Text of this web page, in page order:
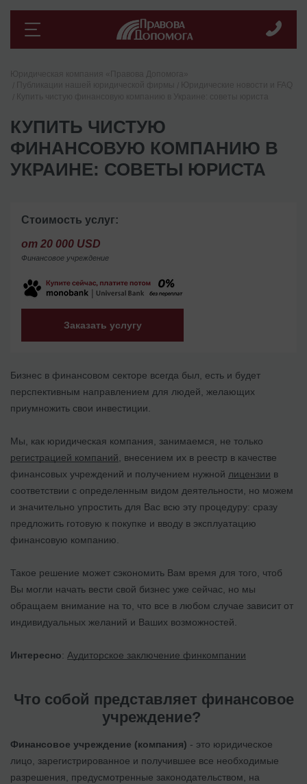
КУПИТЬ ЧИСТУЮ
ФИНАНСОВУЮ КОМПАНИЮ В
УКРАИНЕ: СОВЕТЫ ЮРИСТА
Стоимость услуг:
от 20 000 USD
Финансовое учреждение
Заказать услугу
Бизнес в финансовом секторе всегда был, есть и будет
перспективным направлением для людей, желающих
приумножить свои инвестиции.
Мы, как юридическая компания, занимаемся, не только
регистрацией компаний , внесением их в реестр в качестве
финансовых учреждений и получением нужной лицензии в
соответствии с определенным видом деятельности, но можем
и значительно упростить для Вас всю эту процедуру: сразу
предложить готовую к покупке и вводу в эксплуатацию
финансовую компанию.
Такое решение может сэкономить Вам время для того, чтоб
Вы могли начать вести свой бизнес уже сейчас, но мы
обращаем внимание на то, что все в любом случае зависит от
индивидуальных желаний и Ваших возможностей.
Интересно: Аудиторское заключение финкомпании
Что собой представляет финансовое
учреждение?
Финансовое учреждение (компания) - это юридическое
лицо, зарегистрированное и получившее все необходимые
разрешения, предусмотренные законодательством, на